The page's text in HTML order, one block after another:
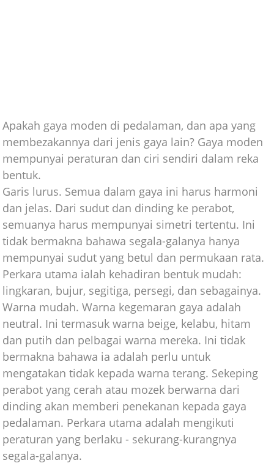
Apakah gaya moden di pedalaman, dan apa yang
membezakannya dari jenis gaya lain? Gaya moden
mempunyai peraturan dan ciri sendiri dalam reka
bentuk.
Garis lurus. Semua dalam gaya ini harus harmoni
dan jelas. Dari sudut dan dinding ke perabot,
semuanya harus mempunyai simetri tertentu. Ini
tidak bermakna bahawa segala-galanya hanya
mempunyai sudut yang betul dan permukaan rata.
Perkara utama ialah kehadiran bentuk mudah:
lingkaran, bujur, segitiga, persegi, dan sebagainya.
Warna mudah. Warna kegemaran gaya adalah
neutral. Ini termasuk warna beige, kelabu, hitam
dan putih dan pelbagai warna mereka. Ini tidak
bermakna bahawa ia adalah perlu untuk
mengatakan tidak kepada warna terang. Sekeping
perabot yang cerah atau mozek berwarna dari
dinding akan memberi penekanan kepada gaya
pedalaman. Perkara utama adalah mengikuti
peraturan yang berlaku - sekurang-kurangnya
segala-galanya.